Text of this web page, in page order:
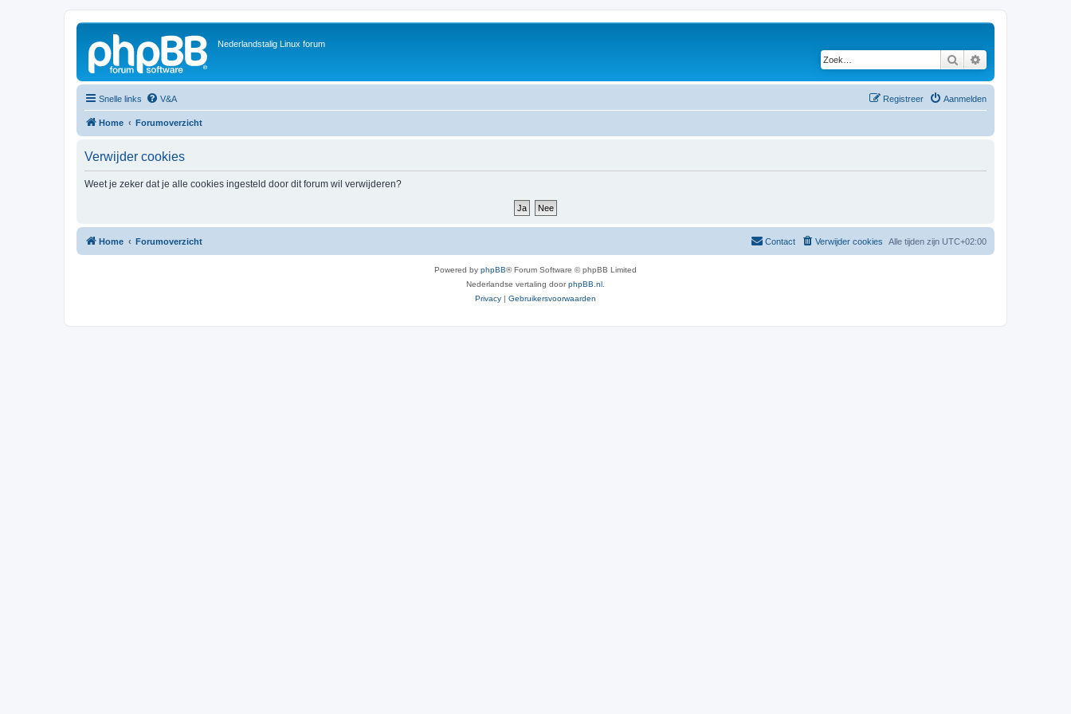
Nederlandstalig Linux forum
Zoek
Snelle links V&A Aanmelden
Registreer
Home Forumoverzicht
Verwijder cookies
Weet je zeker dat je alle cookies ingesteld door dit forum wil verwijderen?
Home Forumoverzicht Alle tijden zijn UTC+02:00
Verwijder cookies
Contact
Powered by phpBB® Forum Software © phpBB Limited
Nederlandse vertaling doorphpBB.nl
Privacy | Gebruikersvoorwaarden